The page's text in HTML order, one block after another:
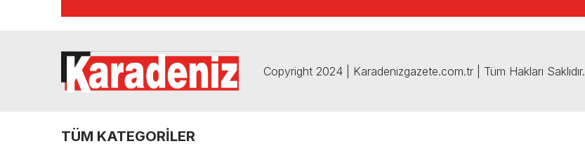
Copyright 2024 | Karadenizgazete.com.tr | Tüm Hakları Saklıdır.
TÜM KATEGORİLER